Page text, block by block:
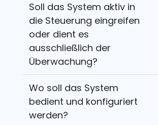
Soll das System aktiv in
die Steuerung eingreifen
oder dient es
ausschließlich der
Überwachung?
Wo soll das System
bedient und konfiguriert
werden?